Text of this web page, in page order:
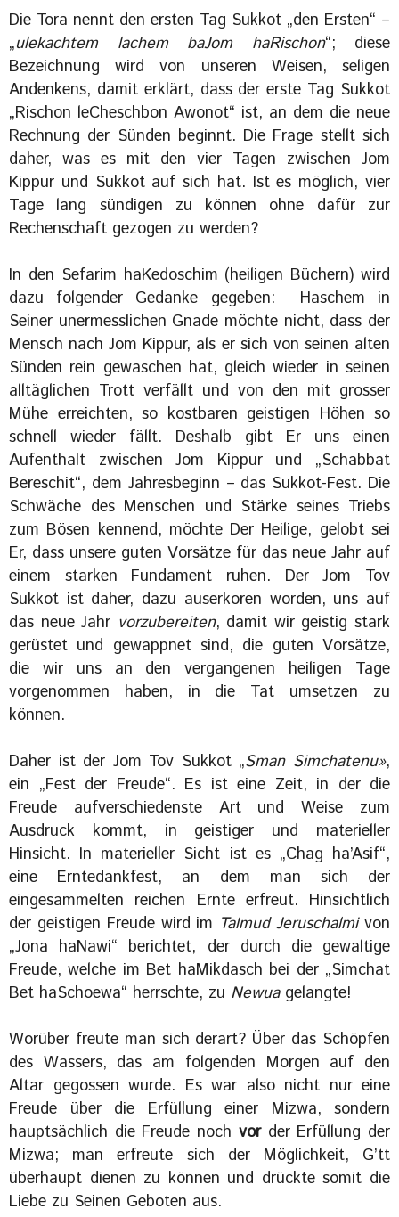
Die Tora nennt den ersten Tag Sukkot „den Ersten“ –
„ulekachtem lachem baJom haRischon“; diese
Bezeichnung wird von unseren Weisen, seligen
Andenkens, damit erklärt, dass der erste Tag Sukkot
„Rischon leCheschbon Awonot“ ist, an dem die neue
Rechnung der Sünden beginnt. Die Frage stellt sich
daher, was es mit den vier Tagen zwischen Jom
Kippur und Sukkot auf sich hat. Ist es möglich, vier
Tage lang sündigen zu können ohne dafür zur
Rechenschaft gezogen zu werden?
In den Sefarim haKedoschim (heiligen Büchern) wird
dazu folgender Gedanke gegeben: Haschem in
Seiner unermesslichen Gnade möchte nicht, dass der
Mensch nach Jom Kippur, als er sich von seinen alten
Sünden rein gewaschen hat, gleich wieder in seinen
alltäglichen Trott verfällt und von den mit grosser
Mühe erreichten, so kostbaren geistigen Höhen so
schnell wieder fällt. Deshalb gibt Er uns einen
Aufenthalt zwischen Jom Kippur und „Schabbat
Bereschit“, dem Jahresbeginn – das Sukkot-Fest. Die
Schwäche des Menschen und Stärke seines Triebs
zum Bösen kennend, möchte Der Heilige, gelobt sei
Er, dass unsere guten Vorsätze für das neue Jahr auf
einem starken Fundament ruhen. Der Jom Tov
Sukkot ist daher, dazu auserkoren worden, uns auf
das neue Jahr vorzubereiten, damit wir geistig stark
gerüstet und gewappnet sind, die guten Vorsätze,
die wir uns an den vergangenen heiligen Tage
vorgenommen haben, in die Tat umsetzen zu
können.
Daher ist der Jom Tov Sukkot „Sman Simchatenu»,
ein „Fest der Freude“. Es ist eine Zeit, in der die
Freude aufverschiedenste Art und Weise zum
Ausdruck kommt, in geistiger und materieller
Hinsicht. In materieller Sicht ist es „Chag ha’Asif“,
eine Erntedankfest, an dem man sich der
eingesammelten reichen Ernte erfreut. Hinsichtlich
der geistigen Freude wird im Talmud Jeruschalmivon
„Jona haNawi“ berichtet, der durch die gewaltige
Freude, welche im Bet haMikdasch bei der „Simchat
Bet haSchoewa“ herrschte, zu Newuagelangte!
Worüber freute man sich derart? Über das Schöpfen
des Wassers, das am folgenden Morgen auf den
Altar gegossen wurde. Es war also nicht nur eine
Freude über die Erfüllung einer Mizwa, sondern
hauptsächlich die Freude noch vor der Erfüllung der
Mizwa; man erfreute sich der Möglichkeit, G’tt
überhaupt dienen zu können und drückte somit die
Liebe zu Seinen Geboten aus.